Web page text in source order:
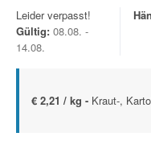
Leider verpasst!
Gültig: 08.08. -
14.08.
€ 2,21 / kg - Kraut-,